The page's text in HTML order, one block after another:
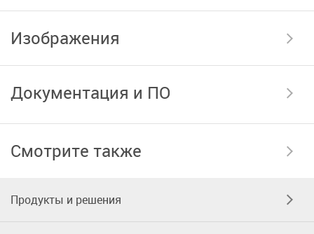
Изображения
Документация и ПО
Смотрите также
Продукты и решения